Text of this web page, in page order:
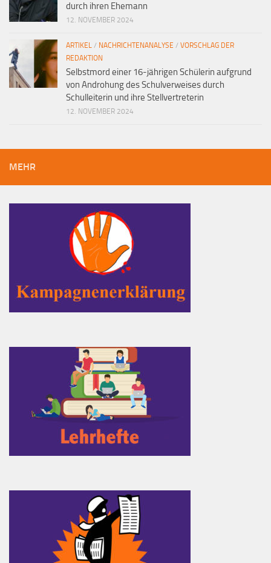
durch ihren Ehemann
12. NOVEMBER 2024
ARTIKEL / NACHRICHTENANALYSE / VORSCHLAG DER
REDAKTION
Selbstmord einer 16-jährigen Schülerin aufgrund
von Androhung des Schulverweises durch
Schulleiterin und ihre Stellvertreterin
12. NOVEMBER 2024
MEHR